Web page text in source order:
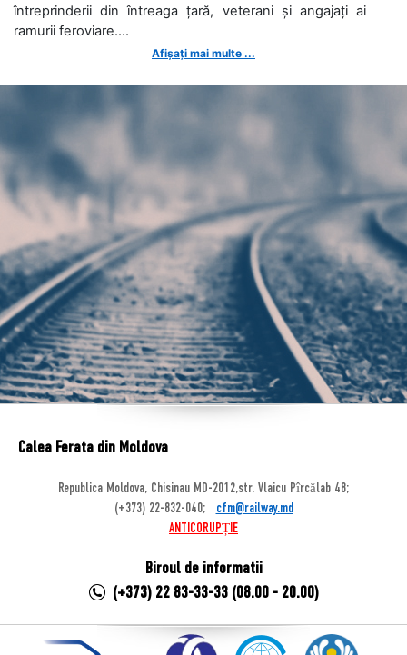
întreprinderii din întreaga țară, veterani și angajați ai
ramurii feroviare....
Afișați mai multe ...
Calea Ferata din Moldova
Republica Moldova, Chisinau MD-2012,str. Vlaicu Pîrcălab 48;
(+373) 22-832-040;
cfm@railway.md
ANTICORUPȚIE
Biroul de informatii
(+373) 22 83-33-33 (08.00 - 20.00)